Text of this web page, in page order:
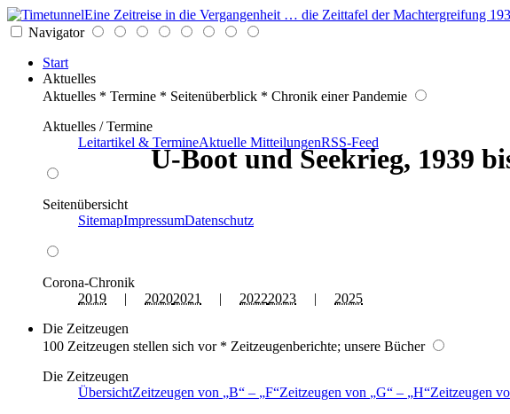
Eine Zeitreise in die Vergangenheit … die Zeittafel der Machtergreifung
Navigator
Start
Aktuelles
Aktuelles * Termine * Seitenüberblick * Chronik einer Pandemie
Aktuelles / Termine
Leitartikel & TermineAktuelle MitteilungenRSS-Feed
Seitenübersicht
SitemapImpressumDatenschutz
Corona-Chronik
2019 | 20202021 | 20222023 | 2025
Die Zeitzeugen
100 Zeitzeugen stellen sich vor * Zeitzeugenberichte; unsere Bücher
Die Zeitzeugen
ÜbersichtZeitzeugen von B – F Zeitzeugen von G – H Zeitzeugen
U-Boot und Seekrieg, 1939